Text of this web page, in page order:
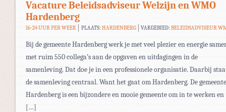
Vacature Beleidsadviseur Welzijn en WMO
Hardenberg
16-24 UUR PER WEEK PLAATS: HARDENBERG VAKGEBIED:BELEIDSADVISEUR
Bij de gemeente Hardenberg werk je met veel plezier en energie
met ruim 550 collega’s aan de opgaven en uitdagingen in de
samenleving. Dat doe je in een professionele organisatie. Daarbij
de samenleving centraal. Want het gaat om Hardenberg. De gemeente
Hardenberg is een bijzondere en mooie gemeente om in te werken en
[…]